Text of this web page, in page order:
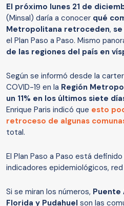
El próximo lunes 21 de
(Minsal) daría a conocer qué
Metropolitana retroceden, se
el Plan Paso a Paso. Mismo
de las regiones del país en
Según se informó desde la
COVID-19 en la Región
un 11% en los últimos siete
Enrique Paris indicó que esto
retroceso de algunas
total.
El Plan Paso a Paso está
indicadores epidemiológicos,
Si se miran los números, Puente
Florida y Pudahuel son las